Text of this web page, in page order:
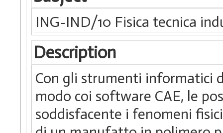
ING-IND/10 Fisica tecnica
Description
Con gli strumenti informatici
modo coi software CAE, le
soddisfacente i fenomeni